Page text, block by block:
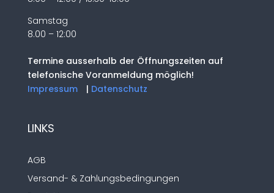
Samstag
8.00 – 12:00
Termine ausserhalb der Öffnungszeiten auf
telefonische Voranmeldung möglich!
Impressum
| Datenschutz
LINKS
AGB
Versand- & Zahlungsbedingungen